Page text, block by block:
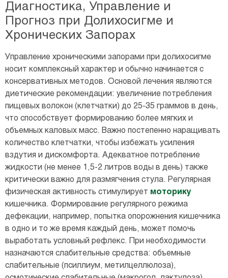
Диагностика, Управление и
Прогноз при Долихосигме и
Хронических Запорах
Управление хроническими запорами при долихосигме
носит комплексный характер и обычно начинается с
консервативных методов. Основой лечения являются
диетические рекомендации: увеличение потребления
пищевых волокон (клетчатки) до 25-35 граммов в день,
что способствует формированию более мягких и
объемных каловых масс. Важно постепенно наращивать
количество клетчатки, чтобы избежать усиления
вздутия и дискомфорта. Адекватное потребление
жидкости (не менее 1,5-2 литров воды в день) также
критически важно для размягчения стула. Регулярная
физическая активность стимулирует моторику
кишечника. Формирование регулярного режима
дефекации, например, попытка опорожнения кишечника
в одно и то же время каждый день, может помочь
выработать условный рефлекс. При необходимости
назначаются слабительные средства: объемные
слабительные (псиллиум, метилцеллюлоза),